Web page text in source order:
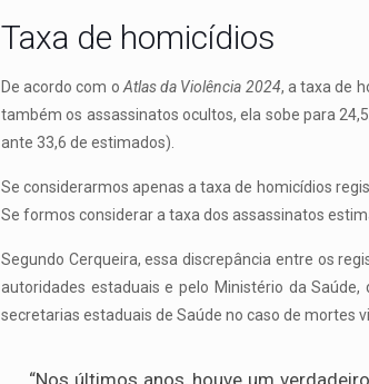
Taxa de homicídios
De acordo com o Atlas da Violência 2024, a taxa de
também os assassinatos ocultos, ela sobe para
ante 33,6 de estimados).
Se considerarmos apenas a taxa de homicídios
Se formos considerar a taxa dos assassinatos
Segundo Cerqueira, essa discrepância entre os
autoridades estaduais e pelo Ministério da
secretarias estaduais de Saúde no caso de mortes
“Nos últimos anos, houve um